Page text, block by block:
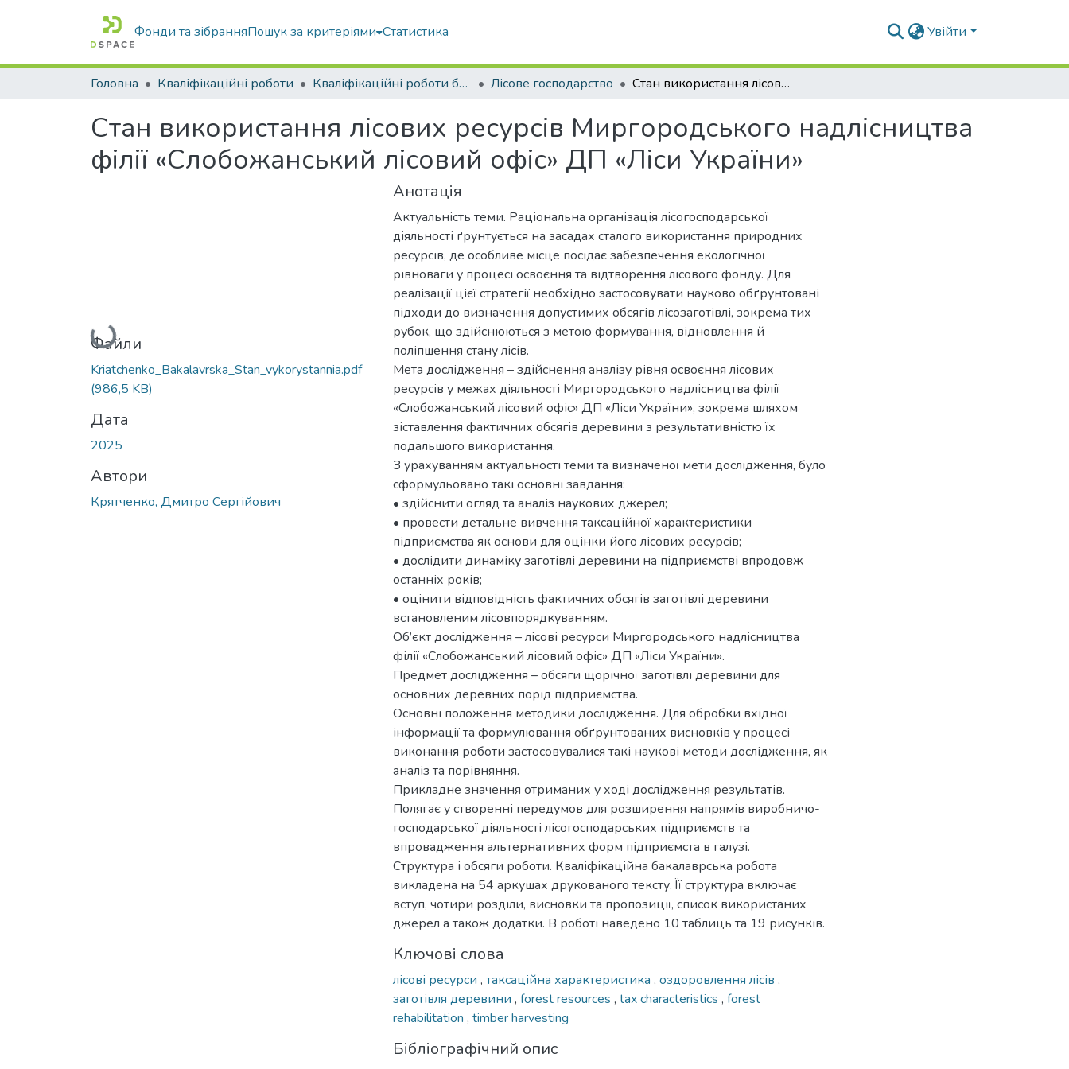
Фонди та зібранняПошук за критеріями Статистика Увійти
Головна Кваліфікаційні роботи Кваліфікаційні роботи бакалаврів Лісове господарство Стан використання лісових ресурсів Миргородського надлісництва філії «Слобожанський лісовий офіс» ДП «Ліси України»
Стан використання лісових ресурсів Миргородського надлісництва
філії «Слобожанський лісовий офіс» ДП «Ліси України»
Вантажиться...
Файли
Kriatchenko_Bakalavrska_Stan_vykorystannia.pdf
(986,5 KB)
Дата
2025
Автори
Крятченко, Дмитро Сергійович
Анотація
Актуальність теми. Раціональна організація лісогосподарської
діяльності ґрунтується на засадах сталого використання природних
ресурсів, де особливе місце посідає забезпечення екологічної
рівноваги у процесі освоєння та відтворення лісового фонду. Для
реалізації цієї стратегії необхідно застосовувати науково обґрунтовані
підходи до визначення допустимих обсягів лісозаготівлі, зокрема тих
рубок, що здійснюються з метою формування, відновлення й
поліпшення стану лісів.
Мета дослідження – здійснення аналізу рівня освоєння лісових
ресурсів у межах діяльності Миргородського надлісництва філії
«Слобожанський лісовий офіс» ДП «Ліси України», зокрема шляхом
зіставлення фактичних обсягів деревини з результативністю їх
подальшого використання.
З урахуванням актуальності теми та визначеної мети дослідження, було
сформульовано такі основні завдання:
• здійснити огляд та аналіз наукових джерел;
• провести детальне вивчення таксаційної характеристики
підприємства як основи для оцінки його лісових ресурсів;
• дослідити динаміку заготівлі деревини на підприємстві впродовж
останніх років;
• оцінити відповідність фактичних обсягів заготівлі деревини
встановленим лісовпорядкуванням.
Об’єкт дослідження – лісові ресурси Миргородського надлісництва
філії «Слобожанський лісовий офіс» ДП «Ліси України».
Предмет дослідження – обсяги щорічної заготівлі деревини для
основних деревних порід підприємства.
Основні положення методики дослідження. Для обробки вхідної
інформації та формулювання обґрунтованих висновків у процесі
виконання роботи застосовувалися такі наукові методи дослідження, як
аналіз та порівняння.
Прикладне значення отриманих у ході дослідження результатів.
Полягає у створенні передумов для розширення напрямів виробничо-
господарської діяльності лісогосподарських підприємств та
впровадження альтернативних форм підприємста в галузі.
Структура і обсяги роботи. Кваліфікаційна бакалаврська робота
викладена на 54 аркушах друкованого тексту. Її структура включає
вступ, чотири розділи, висновки та пропозиції, список використаних
джерел а також додатки. В роботі наведено 10 таблиць та 19 рисунків.
Ключові слова
лісові ресурси , таксаційна характеристика , оздоровлення лісів ,
заготівля деревини , forest resources , tax characteristics , forest
rehabilitation , timber harvesting
Бібліографічний опис